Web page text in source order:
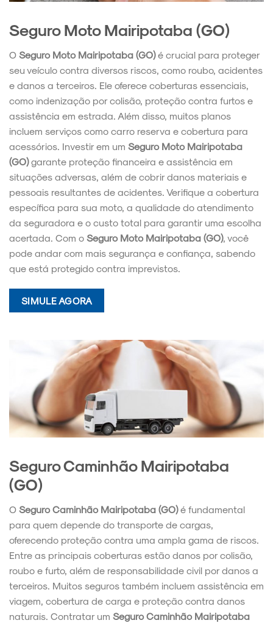
Seguro Moto Mairipotaba (GO)
O Seguro Moto Mairipotaba (GO)é crucial para proteger
seu veículo contra diversos riscos, como roubo, acidentes
e danos a terceiros. Ele oferece coberturas essenciais,
como indenização por colisão, proteção contra furtos e
assistência em estrada. Além disso, muitos planos
incluem serviços como carro reserva e cobertura para
acessórios. Investir em um Seguro Moto Mairipotaba
(GO)garante proteção financeira e assistência em
situações adversas, além de cobrir danos materiais e
pessoais resultantes de acidentes. Verifique a cobertura
específica para sua moto, a qualidade do atendimento
da seguradora e o custo total para garantir uma escolha
acertada. Com o Seguro Moto Mairipotaba (GO), você
pode andar com mais segurança e confiança, sabendo
que está protegido contra imprevistos.
SIMULE AGORA
Seguro Caminhão Mairipotaba
(GO)
O Seguro Caminhão Mairipotaba (GO)é fundamental
para quem depende do transporte de cargas,
oferecendo proteção contra uma ampla gama de riscos.
Entre as principais coberturas estão danos por colisão,
roubo e furto, além de responsabilidade civil por danos a
terceiros. Muitos seguros também incluem assistência em
viagem, cobertura de carga e proteção contra danos
naturais. Contratar um Seguro Caminhão Mairipotaba